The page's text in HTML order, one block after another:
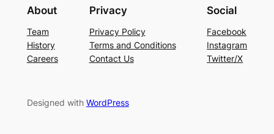
About
Team
History
Careers
Privacy
Privacy Policy
Terms and Conditions
Contact Us
Social
Facebook
Instagram
Twitter/X
Designed with WordPress